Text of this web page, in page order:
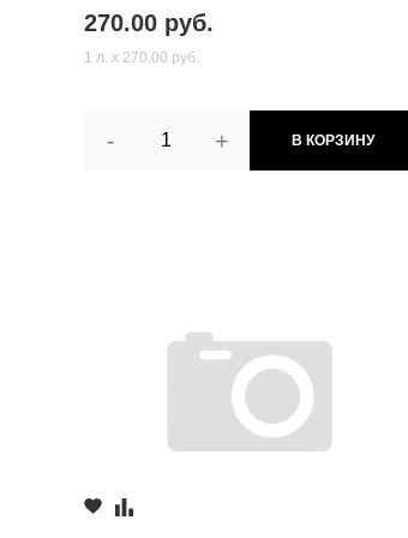
270.00 руб.
1 л. х 270.00 руб.
- + В КОРЗИНУ